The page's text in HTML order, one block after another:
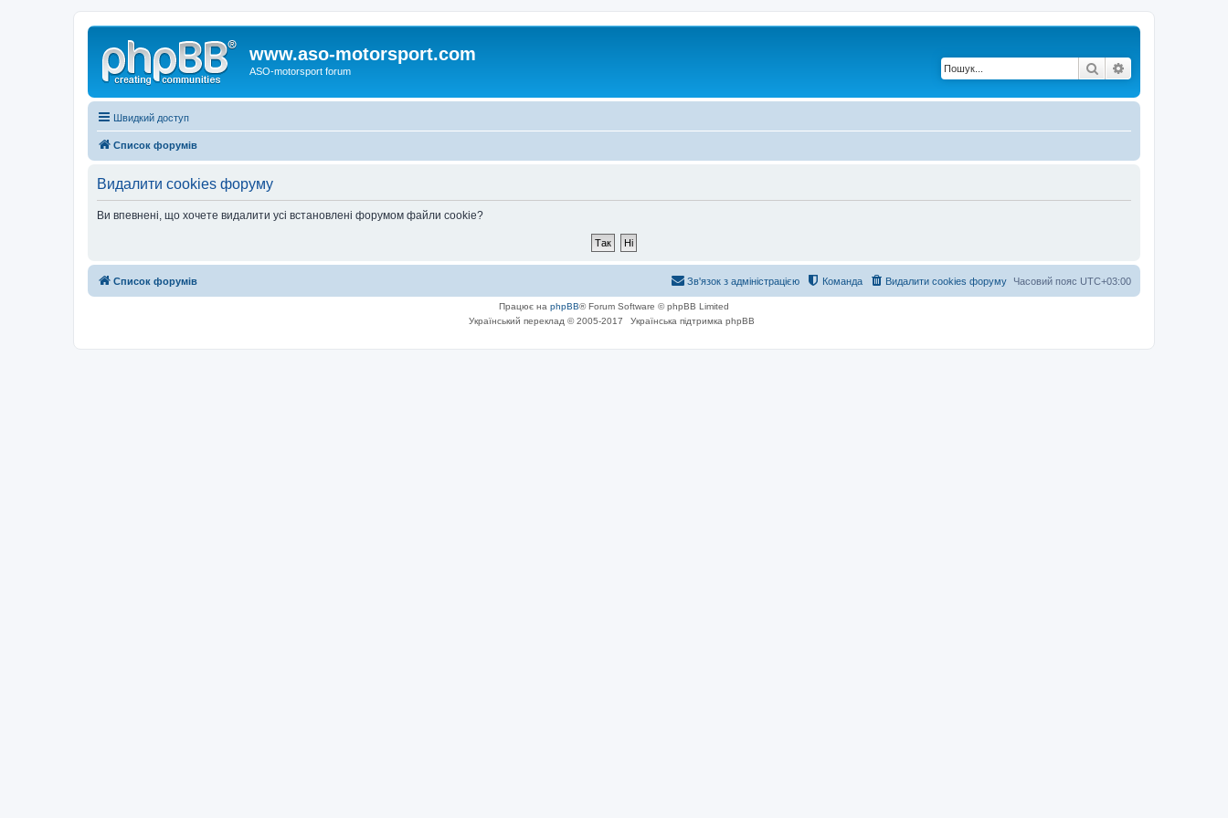
www.aso-motorsport.com
ASO-motorsport forum Пошук
Швидкий доступ
Список форумів
Видалити cookies форуму
Ви впевнені, що хочете видалити усі встановлені форумом файли cookie?
Список форумів Часовий пояс UTC+03:00
Видалити cookies форуму
Команда
Зв'язок з адміністрацією
Працює на phpBB® Forum Software © phpBB Limited
Український переклад © 2005-2017
Українська підтримка phpBB